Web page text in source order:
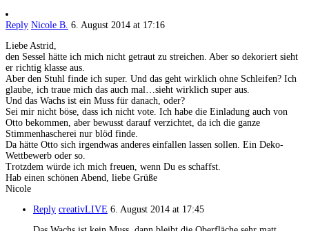
Reply Nicole B. 6. August 2014 at 17:16
Liebe Astrid,
den Sessel hätte ich mich nicht getraut zu streichen. Aber so dekoriert sieht
er richtig klasse aus.
Aber den Stuhl finde ich super. Und das geht wirklich ohne Schleifen? Ich
glaube, ich traue mich das auch mal…sieht wirklich super aus.
Und das Wachs ist ein Muss für danach, oder?
Sei mir nicht böse, dass ich nicht vote. Ich habe die Einladung auch von
Otto bekommen, aber bewusst darauf verzichtet, da ich die ganze
Stimmenhascherei nur blöd finde.
Da hätte Otto sich irgendwas anderes einfallen lassen sollen. Ein Deko-
Wettbewerb oder so.
Trotzdem würde ich mich freuen, wenn Du es schaffst.
Hab einen schönen Abend, liebe Grüße
Nicole
Reply creativLIVE 6. August 2014 at 17:45